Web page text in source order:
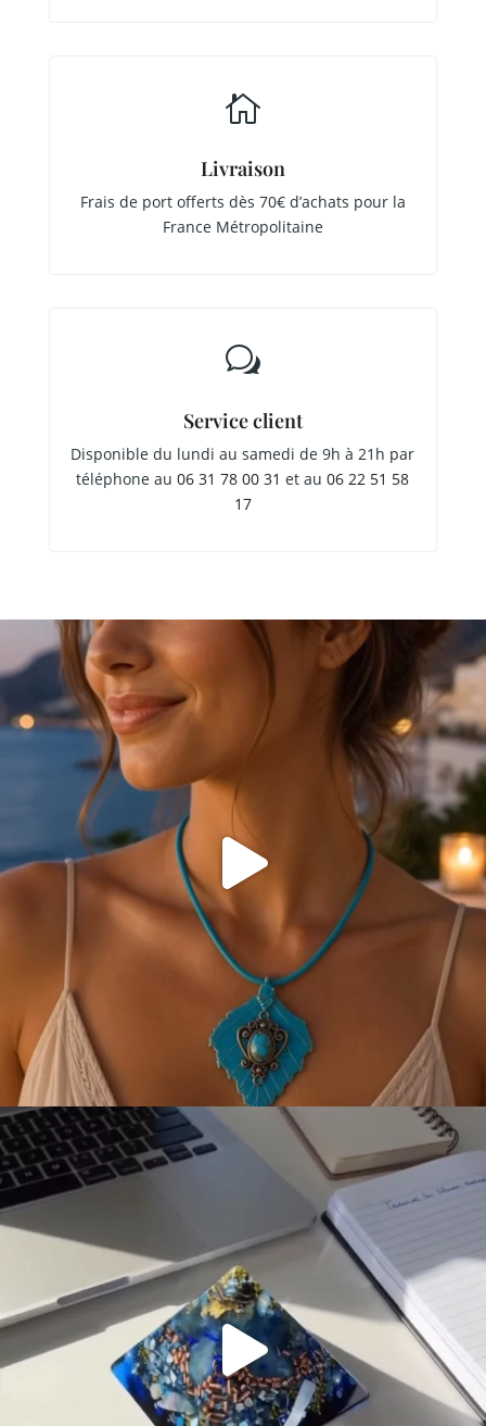

Livraison
Frais de port offerts dès 70€ d’achats pour la
France Métropolitaine
w
Service client
Disponible du lundi au samedi de 9h à 21h par
téléphone au06 31 78 00 31 et au06 22 51 58
17